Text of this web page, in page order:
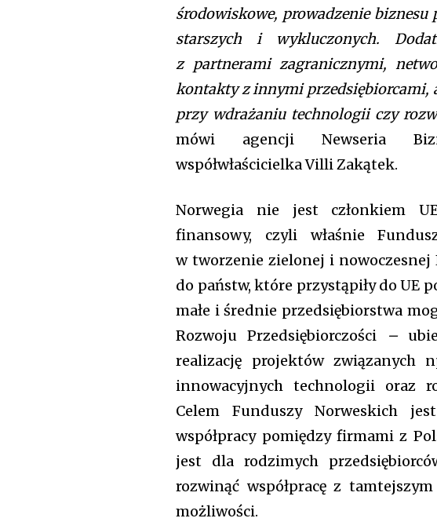
Join our community of
SUBSCRIBERS and be
To subscribe, simply enter your email address
the subscribe button below. Don't worry, we
won't spam your inbox. Your information is
środowiskowe, prowadzenie
starszych i wykluczonych.
z partnerami zagranicznymi,
kontakty z innymi przedsiębiorcami,
przy wdrażaniu technologii czy
mówi agencji Newseria
współwłaścicielka Villi Zakątek.
Norwegia nie jest członkiem
finansowy, czyli właśnie
w tworzenie zielonej i
do państw, które przystąpiły do UE
małe i średnie przedsiębiorstwa
Rozwoju Przedsiębiorczości
–
realizację projektów związanych
innowacyjnych technologii oraz
Celem Funduszy Norweskich
współpracy pomiędzy firmami z
jest dla rodzimych
rozwinąć współpracę z
możliwości.